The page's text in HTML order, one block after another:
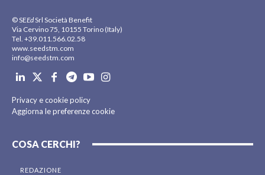
© SEEdSrl Società Benefit
Via Cervino 75, 10155 Torino (Italy)
Tel. +39.011.566.02.58
www.seedstm.com
info@seedstm.com
Privacy e cookie policy
Aggiorna le preferenze cookie
COSA CERCHI?
REDAZIONE